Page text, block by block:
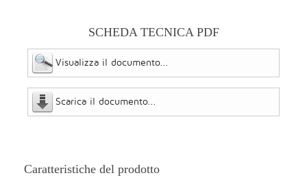
SCHEDA TECNICA PDF
Visualizza il documento...
Scarica il documento...
Caratteristiche del prodotto